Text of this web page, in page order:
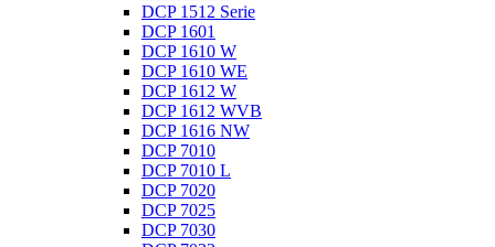
DCP 1512 Serie
DCP 1601
DCP 1610 W
DCP 1610 WE
DCP 1612 W
DCP 1612 WVB
DCP 1616 NW
DCP 7010
DCP 7010 L
DCP 7020
DCP 7025
DCP 7030